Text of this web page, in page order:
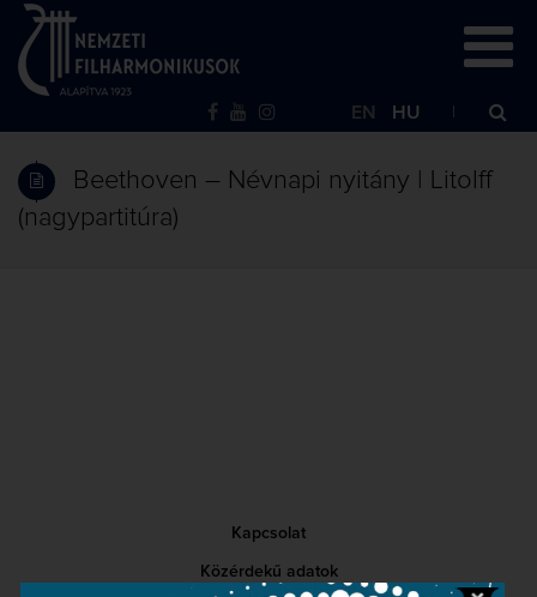
EN HU
Beethoven – Névnapi nyitány | Litolff
(nagypartitúra)
Kapcsolat
Közérdekű adatok